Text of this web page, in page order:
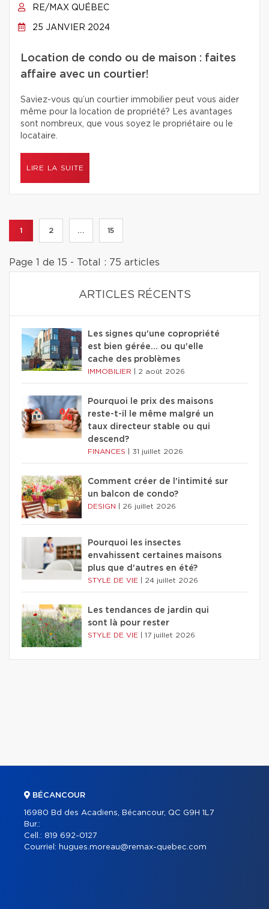
RE/MAX QUÉBEC
25 JANVIER 2024
Location de condo ou de maison : faites
affaire avec un courtier!
Saviez-vous qu’un courtier immobilier peut vous aider
même pour la location de propriété? Les avantages
sont nombreux, que vous soyez le propriétaire ou le
locataire.
LIRE LA SUITE
1 2 ... 15
Page 1 de 15 - Total : 75 articles
ARTICLES RÉCENTS
Les signes qu'une copropriété
est bien gérée… ou qu'elle
cache des problèmes
IMMOBILIER 2 août 2026
Pourquoi le prix des maisons
reste-t-il le même malgré un
taux directeur stable ou qui
descend?
FINANCES 31 juillet 2026
Comment créer de l'intimité sur
un balcon de condo?
DESIGN 26 juillet 2026
Pourquoi les insectes
envahissent certaines maisons
plus que d'autres en été?
STYLE DE VIE 24 juillet 2026
Les tendances de jardin qui
sont là pour rester
STYLE DE VIE 17 juillet 2026
BÉCANCOUR
16980 Bd des Acadiens, Bécancour, QC G9H 1L7
Bur.:
Cell.: 819 692-0127
Courriel: hugues.moreau@remax-quebec.com